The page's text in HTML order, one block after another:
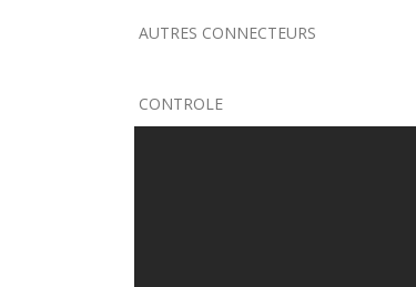
AUTRES CONNECTEURS
CONTROLE